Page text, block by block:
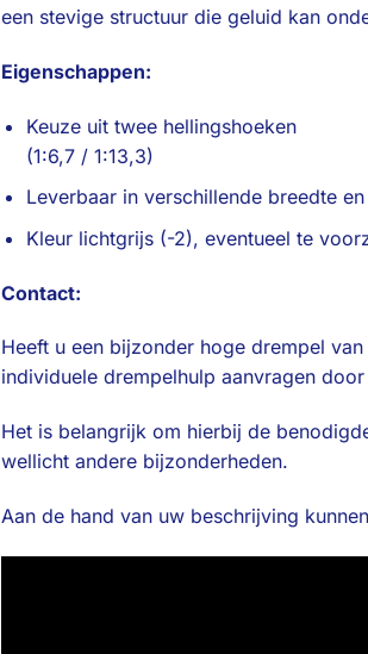
een stevige structuur die geluid kan
Eigenschappen:
Keuze uit twee hellingshoeken
(1:6,7 / 1:13,3)
Leverbaar in verschillende breedte
Kleur lichtgrijs (-2), eventueel te
Contact:
Heeft u een bijzonder hoge drempel
individuele drempelhulp aanvragen
Het is belangrijk om hierbij de
wellicht andere bijzonderheden.
Aan de hand van uw beschrijving